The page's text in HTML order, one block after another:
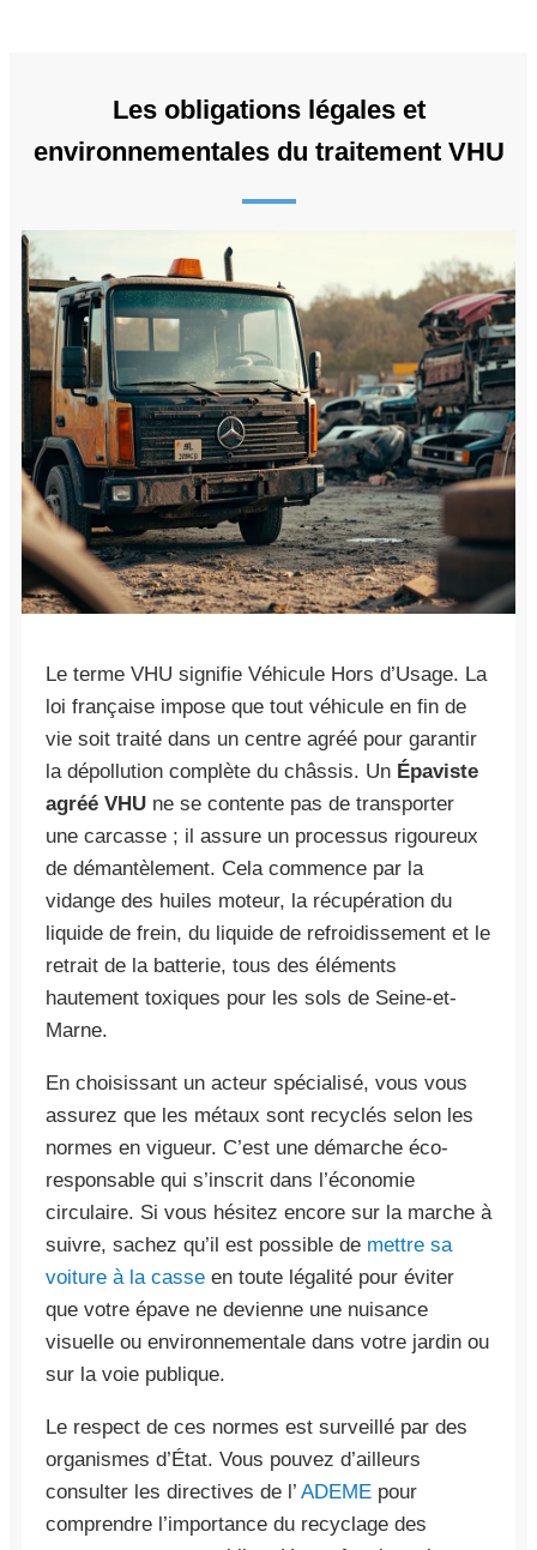
Les obligations légales et
environnementales du traitement VHU
Le terme VHU signifie Véhicule Hors d’Usage. La
loi française impose que tout véhicule en fin de
vie soit traité dans un centre agréé pour garantir
la dépollution complète du châssis. Un Épaviste
agréé VHU ne se contente pas de transporter
une carcasse ; il assure un processus rigoureux
de démantèlement. Cela commence par la
vidange des huiles moteur, la récupération du
liquide de frein, du liquide de refroidissement et le
retrait de la batterie, tous des éléments
hautement toxiques pour les sols de Seine-et-
Marne.
En choisissant un acteur spécialisé, vous vous
assurez que les métaux sont recyclés selon les
normes en vigueur. C’est une démarche éco-
responsable qui s’inscrit dans l’économie
circulaire. Si vous hésitez encore sur la marche à
suivre, sachez qu’il est possible de mettre sa
voiture à la casse en toute légalité pour éviter
que votre épave ne devienne une nuisance
visuelle ou environnementale dans votre jardin ou
sur la voie publique.
Le respect de ces normes est surveillé par des
organismes d’État. Vous pouvez d’ailleurs
consulter les directives de l’ ADEME pour
comprendre l’importance du recyclage des